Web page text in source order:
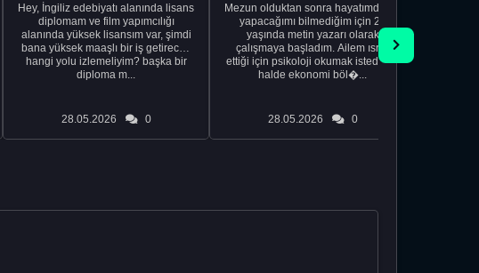
Hey, İngiliz edebiyatı alanında lisans
diplomam ve film yapımcılığı
alanında yüksek lisansım var, şimdi
bana yüksek maaşlı bir iş getirecek
hangi yolu izlemeliyim? başka bir
diploma m...
28.05.2026 0
Mezun olduktan sonra hayatımda ne
yapacağımı bilmediğim için 20
yaşında metin yazarı olarak
çalışmaya başladım. Ailem ısrar
ettiği için psikoloji okumak istediğim
halde ekonomi böl�...
28.05.2026 0